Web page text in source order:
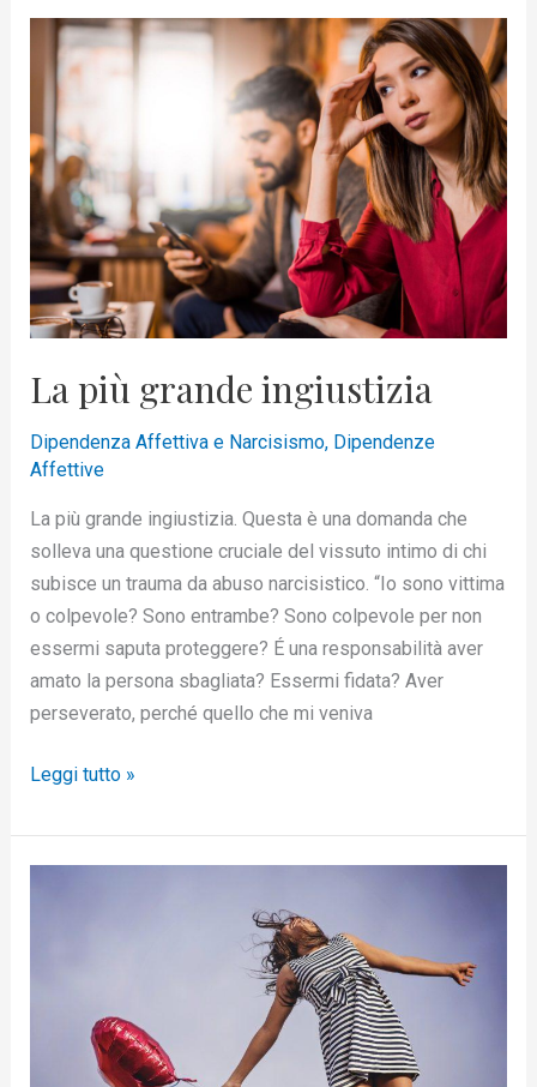
La più grande ingiustizia
Dipendenza Affettiva e Narcisismo, Dipendenze
Affettive
La più grande ingiustizia. Questa è una domanda che
solleva una questione cruciale del vissuto intimo di chi
subisce un trauma da abuso narcisistico. “Io sono vittima
o colpevole? Sono entrambe? Sono colpevole per non
essermi saputa proteggere? É una responsabilità aver
amato la persona sbagliata? Essermi fidata? Aver
perseverato, perché quello che mi veniva
ingiustizia
Leggi tutto »
rinascere